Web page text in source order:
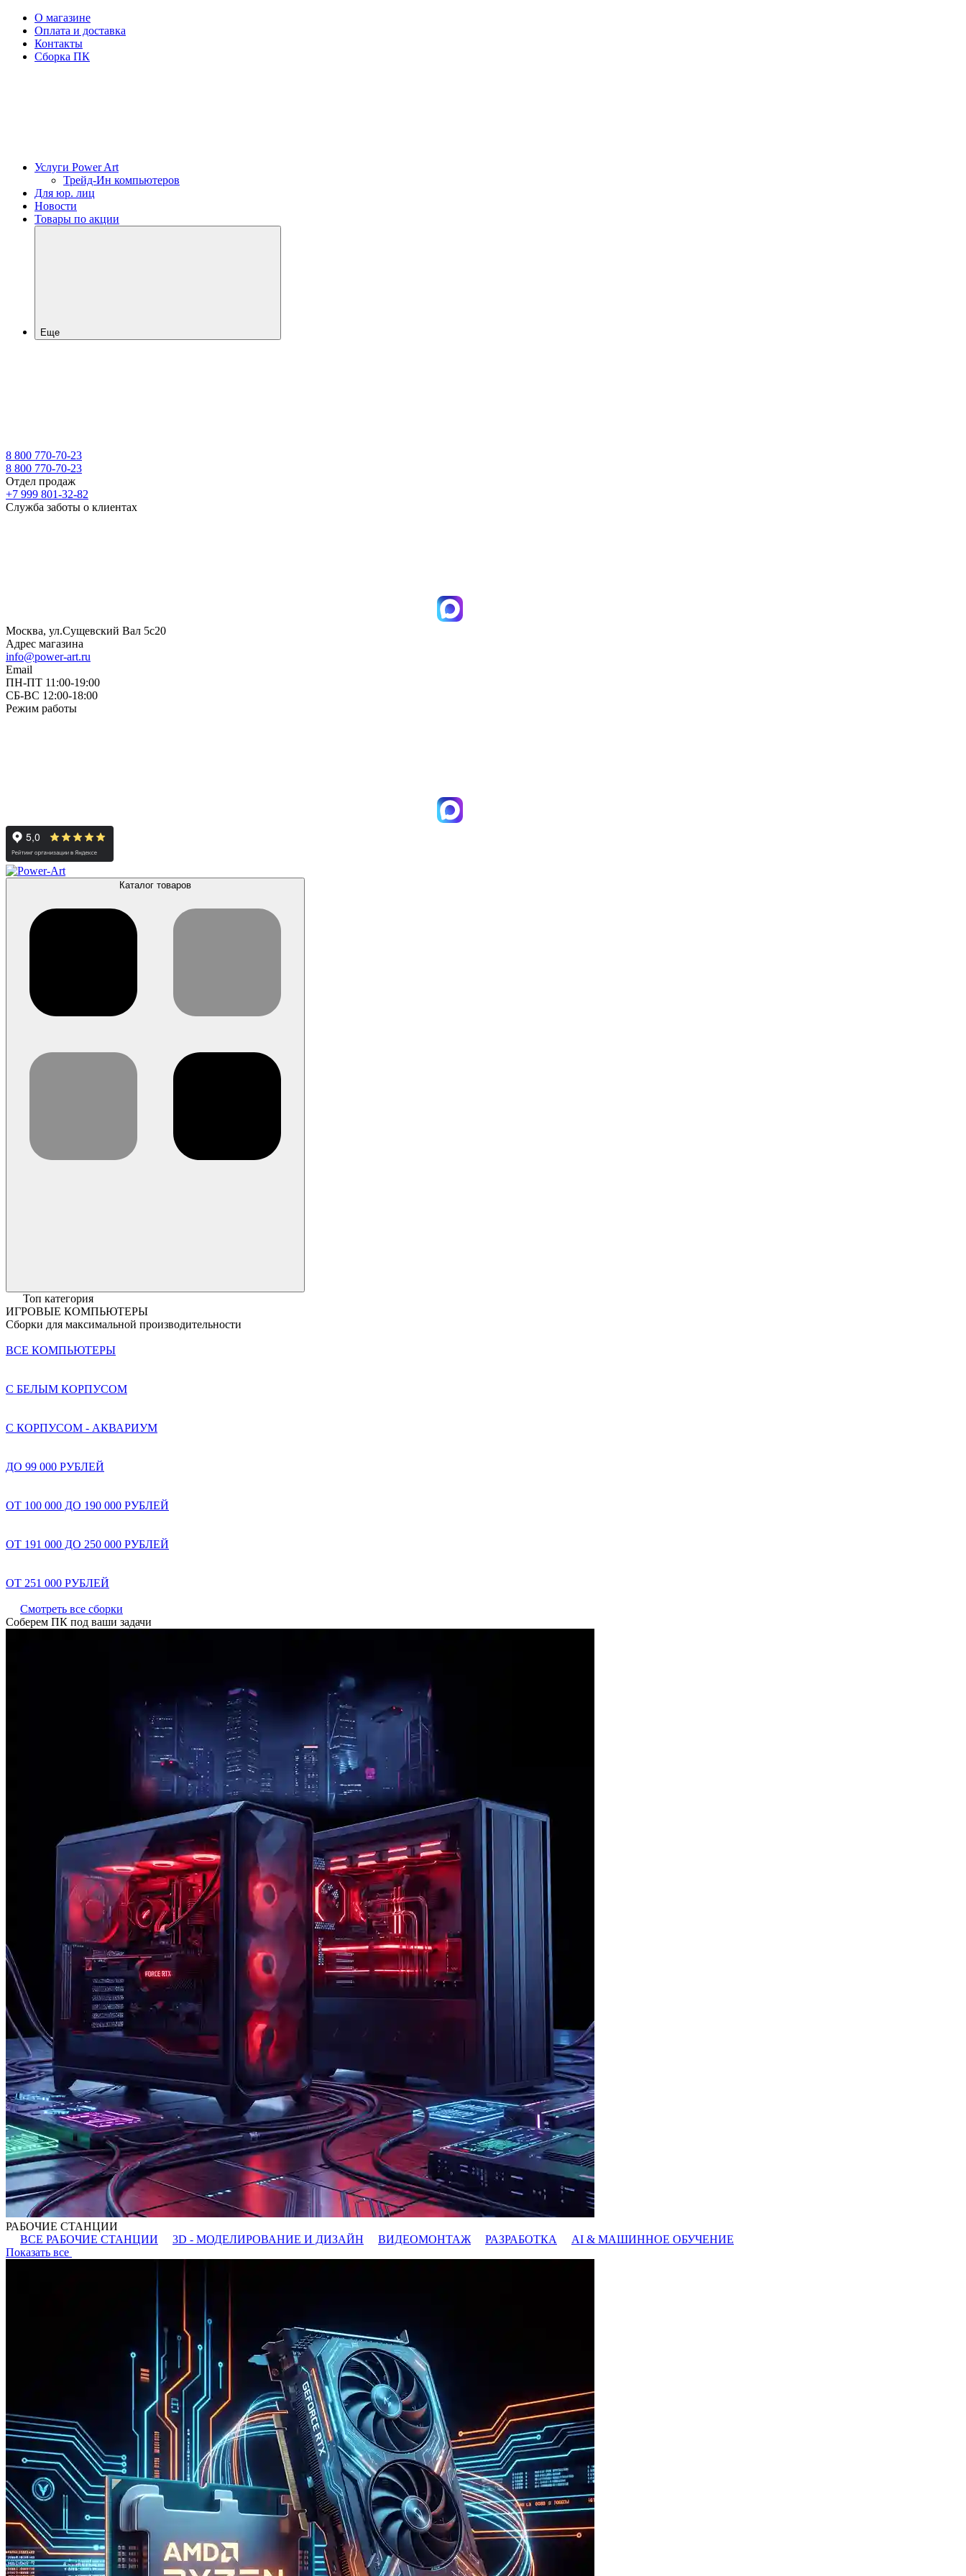
О магазине
Оплата и доставка
Контакты
Сборка ПК
Услуги Power Art
Трейд-Ин компьютеров
Для юр. лиц
Новости
Товары по акции
Еще
8 800 770-70-23
8 800 770-70-23
Отдел продаж
+7 999 801-32-82
Служба заботы о клиентах
Москва, ул.Сущевский Вал 5с20
Адрес магазина
info@power-art.ru
Email
ПН-ПТ 11:00-19:00
СБ-ВС 12:00-18:00
Режим работы
Каталог товаров
Топ категория
ИГРОВЫЕ КОМПЬЮТЕРЫ
Сборки для максимальной производительности
ВСЕ КОМПЬЮТЕРЫ
С БЕЛЫМ КОРПУСОМ
С КОРПУСОМ - АКВАРИУМ
ДО 99 000 РУБЛЕЙ
ОТ 100 000 ДО 190 000 РУБЛЕЙ
ОТ 191 000 ДО 250 000 РУБЛЕЙ
ОТ 251 000 РУБЛЕЙ
Смотреть все сборки
Соберем ПК под ваши задачи
РАБОЧИЕ СТАНЦИИ
ВСЕ РАБОЧИЕ СТАНЦИИ
3D - МОДЕЛИРОВАНИЕ И ДИЗАЙН ВИДЕОМОНТАЖ РАЗРАБОТКА
AI & МАШИННОЕ ОБУЧЕНИЕ
Показать все